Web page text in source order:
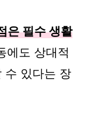
은 필수 생활
에도 상대적
수 있다는 장